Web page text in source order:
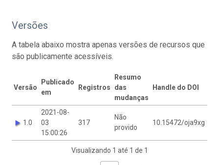
Versões
A tabela abaixo mostra apenas versões de recursos que
são publicamente acessíveis.
Versão
Publicado
em
Registros
Resumo
das
mudanças
Handle do DOI
1.0
2021-08-
03
15:00:26
317
Não
provido
10.15472/oja9xg
Visualizando 1 até 1 de 1